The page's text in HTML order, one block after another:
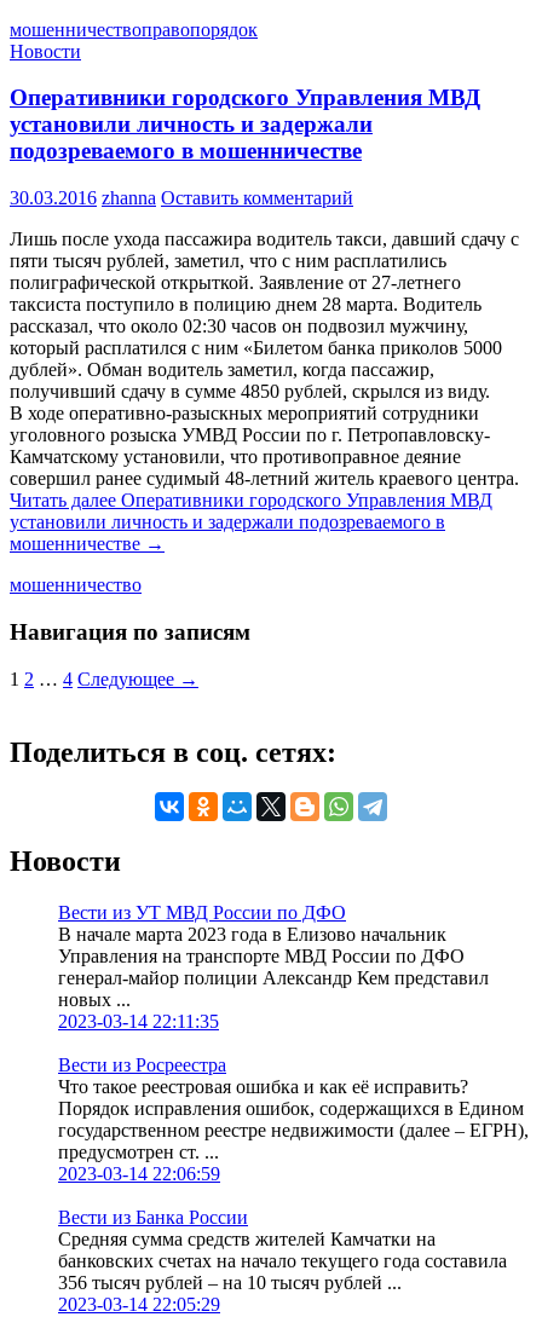
мошенничествоправопорядок
Новости
Оперативники городского Управления МВД
установили личность и задержали
подозреваемого в мошенничестве
30.03.2016 zhanna Оставить комментарий
Лишь после ухода пассажира водитель такси, давший сдачу с
пяти тысяч рублей, заметил, что с ним расплатились
полиграфической открыткой. Заявление от 27-летнего
таксиста поступило в полицию днем 28 марта. Водитель
рассказал, что около 02:30 часов он подвозил мужчину,
который расплатился с ним «Билетом банка приколов 5000
дублей». Обман водитель заметил, когда пассажир,
получивший сдачу в сумме 4850 рублей, скрылся из виду.
В ходе оперативно-разыскных мероприятий сотрудники
уголовного розыска УМВД России по г. Петропавловску-
Камчатскому установили, что противоправное деяние
совершил ранее судимый 48-летний житель краевого центра.
Читать далее Оперативники городского Управления МВД
установили личность и задержали подозреваемого в
мошенничестве →
мошенничество
Навигация по записям
1 2 … 4 Следующее →
Поделиться в соц. сетях:
Новости
Вести из УТ МВД России по ДФО
В начале марта 2023 года в Елизово начальник
Управления на транспорте МВД России по ДФО
генерал-майор полиции Александр Кем представил
новых ...
2023-03-14 22:11:35
Вести из Росреестра
Что такое реестровая ошибка и как её исправить?
Порядок исправления ошибок, содержащихся в Едином
государственном реестре недвижимости (далее – ЕГРН),
предусмотрен ст. ...
2023-03-14 22:06:59
Вести из Банка России
Средняя сумма средств жителей Камчатки на
банковских счетах на начало текущего года составила
356 тысяч рублей – на 10 тысяч рублей ...
2023-03-14 22:05:29